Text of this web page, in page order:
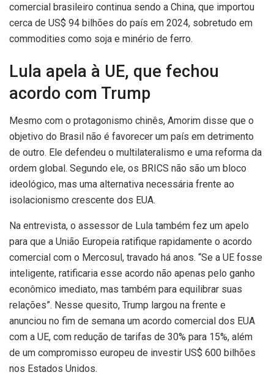
comercial brasileiro continua sendo a China, que importou
cerca de US$ 94 bilhões do país em 2024, sobretudo em
commodities como soja e minério de ferro.
Lula apela à UE, que fechou
acordo com Trump
Mesmo com o protagonismo chinês, Amorim disse que o
objetivo do Brasil não é favorecer um país em detrimento
de outro. Ele defendeu o multilateralismo e uma reforma da
ordem global. Segundo ele, os BRICS não são um bloco
ideológico, mas uma alternativa necessária frente ao
isolacionismo crescente dos EUA.
Na entrevista, o assessor de Lula também fez um apelo
para que a União Europeia ratifique rapidamente o acordo
comercial com o Mercosul, travado há anos. “Se a UE fosse
inteligente, ratificaria esse acordo não apenas pelo ganho
econômico imediato, mas também para equilibrar suas
relações”. Nesse quesito, Trump largou na frente e
anunciou no fim de semana um acordo comercial dos EUA
com a UE, com redução de tarifas de 30% para 15%, além
de um compromisso europeu de investir US$ 600 bilhões
nos Estados Unidos.